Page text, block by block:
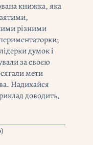
книжка, яка
різними
думок і
за своєю
мети
Надихайся
доводить,